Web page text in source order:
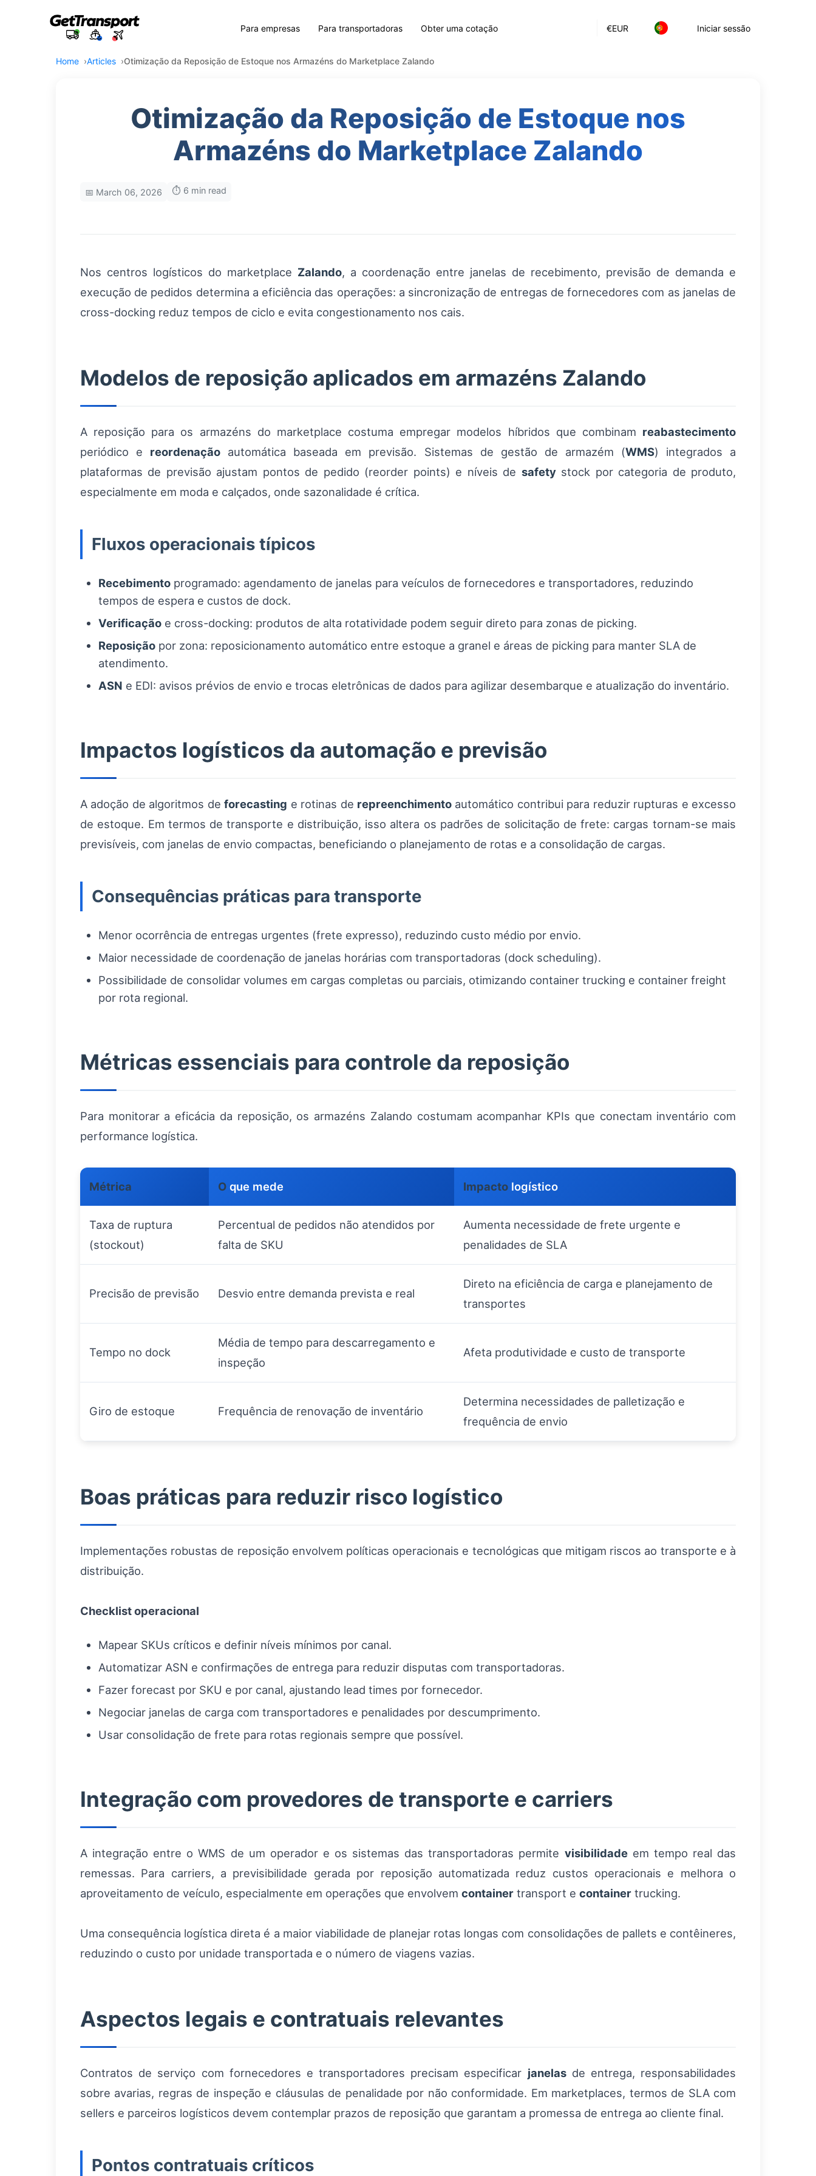
€EUR Iniciar sessão
Para empresas Para transportadoras Obter uma cotação
Home Articles Otimização da Reposição de Estoque nos Armazéns do Marketplace Zalando
Otimização da Reposição de Estoque nos
Armazéns do Marketplace Zalando
📅 March 06, 2026 ⏱️ 6 min read
Nos centros logísticos do marketplace Zalando, a coordenação entre janelas de recebimento, previsão de demanda e
execução de pedidos determina a eficiência das operações: a sincronização de entregas de fornecedores com as janelas de
cross-docking reduz tempos de ciclo e evita congestionamento nos cais.
Modelos de reposição aplicados em armazéns Zalando
A reposição para os armazéns do marketplace costuma empregar modelos híbridos que combinam reabastecimento
periódico e reordenação automática baseada em previsão. Sistemas de gestão de armazém (WMS) integrados a
plataformas de previsão ajustam pontos de pedido (reorder points) e níveis de safetystock por categoria de produto,
especialmente em moda e calçados, onde sazonalidade é crítica.
Fluxos operacionais típicos
Recebimento programado: agendamento de janelas para veículos de fornecedores e transportadores, reduzindo
tempos de espera e custos de dock.
Verificação e cross-docking: produtos de alta rotatividade podem seguir direto para zonas de picking.
Reposição por zona: reposicionamento automático entre estoque a granel e áreas de picking para manter SLA de
atendimento.
ASN e EDI: avisos prévios de envio e trocas eletrônicas de dados para agilizar desembarque e atualização do inventário.
Impactos logísticos da automação e previsão
A adoção de algoritmos deforecasting e rotinas de repreenchimentoautomático contribui para reduzir rupturas e excesso
de estoque. Em termos de transporte e distribuição, isso altera os padrões de solicitação de frete: cargas tornam-se mais
previsíveis, com janelas de envio compactas, beneficiando o planejamento de rotas e a consolidação de cargas.
Consequências práticas para transporte
Menor ocorrência de entregas urgentes (frete expresso), reduzindo custo médio por envio.
Maior necessidade de coordenação de janelas horárias com transportadoras (dock scheduling).
Possibilidade de consolidar volumes em cargas completas ou parciais, otimizando container trucking e container freight
por rota regional.
Métricas essenciais para controle da reposição
Para monitorar a eficácia da reposição, os armazéns Zalando costumam acompanhar KPIs que conectam inventário com
performance logística.
Métrica O que mede Impacto logístico
Taxa de ruptura
(stockout)
Percentual de pedidos não atendidos por
falta de SKU
Aumenta necessidade de frete urgente e
penalidades de SLA
Precisão de previsão Desvio entre demanda prevista e real
Direto na eficiência de carga e planejamento de
transportes
Tempo no dock
Média de tempo para descarregamento e
inspeção
Afeta produtividade e custo de transporte
Giro de estoque Frequência de renovação de inventário
Determina necessidades de palletização e
frequência de envio
Boas práticas para reduzir risco logístico
Implementações robustas de reposição envolvem políticas operacionais e tecnológicas que mitigam riscos ao transporte e à
distribuição.
Checklist operacional
Mapear SKUs críticos e definir níveis mínimos por canal.
Automatizar ASN e confirmações de entrega para reduzir disputas com transportadoras.
Fazer forecast por SKU e por canal, ajustando lead times por fornecedor.
Negociar janelas de carga com transportadores e penalidades por descumprimento.
Usar consolidação de frete para rotas regionais sempre que possível.
Integração com provedores de transporte e carriers
A integração entre o WMS de um operador e os sistemas das transportadoras permite visibilidadeem tempo real das
remessas. Para carriers, a previsibilidade gerada por reposição automatizada reduz custos operacionais e melhora o
aproveitamento de veículo, especialmente em operações que envolvem container transport e container trucking.
Uma consequência logística direta é a maior viabilidade de planejar rotas longas com consolidações de pallets e contêineres,
reduzindo o custo por unidade transportada e o número de viagens vazias.
Aspectos legais e contratuais relevantes
Contratos de serviço com fornecedores e transportadores precisam especificar janelasde entrega, responsabilidades
sobre avarias, regras de inspeção e cláusulas de penalidade por não conformidade. Em marketplaces, termos de SLA com
sellers e parceiros logísticos devem contemplar prazos de reposição que garantam a promessa de entrega ao cliente final.
Pontos contratuais críticos